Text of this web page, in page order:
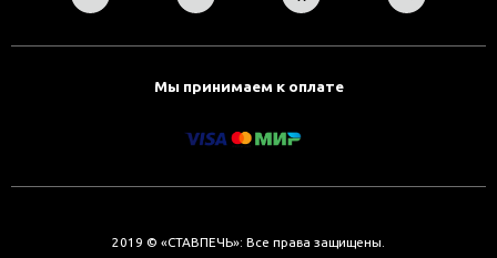
Мы принимаем к оплате
2019 © «СТАВПЕЧЬ»: Все права защищены.